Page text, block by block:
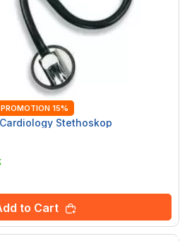
PROMOTION 15%
Stethoskop
to Cart